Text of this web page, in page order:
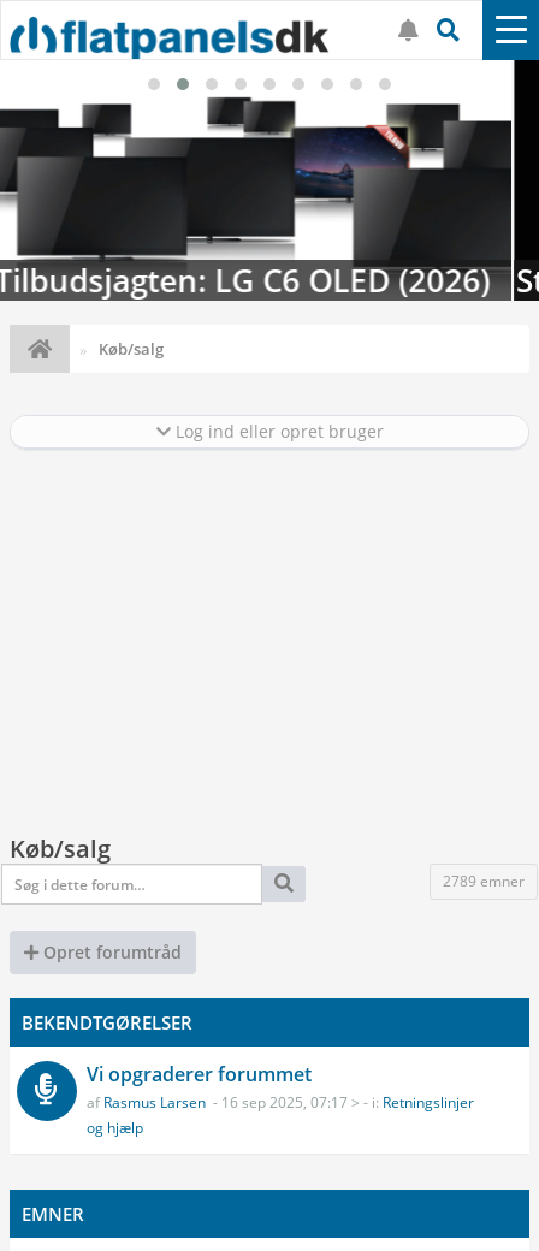
Streaming-kalenderen: Nyt i august
Køb/salg
Log ind eller opret bruger
Køb/salg
2789 emner
Opret forumtråd
BEKENDTGØRELSER
Vi opgraderer forummet
afRasmus Larsen - 16 sep 2025, 07:17 > - i: Retningslinjer
og hjælp
EMNER